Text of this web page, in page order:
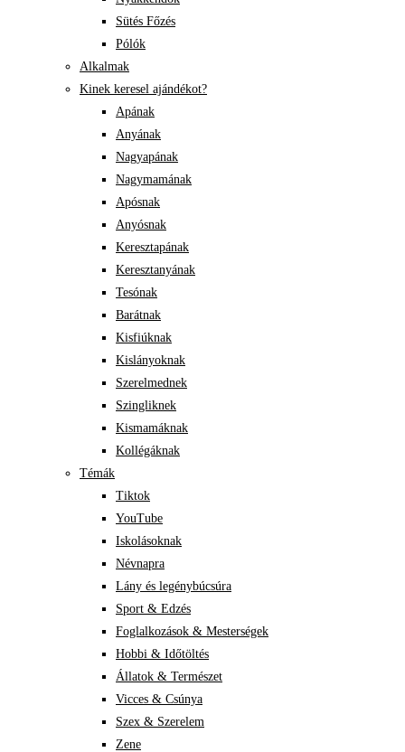
Sütés Főzés
Pólók
Alkalmak
Kinek keresel ajándékot?
Apának
Anyának
Nagyapának
Nagymamának
Apósnak
Anyósnak
Keresztapának
Keresztanyának
Tesónak
Barátnak
Kisfiúknak
Kislányoknak
Szerelmednek
Szingliknek
Kismamáknak
Kollégáknak
Témák
Tiktok
YouTube
Iskolásoknak
Névnapra
Lány és legénybúcsúra
Sport & Edzés
Foglalkozások & Mesterségek
Hobbi & Időtöltés
Állatok & Természet
Vicces & Csúnya
Szex & Szerelem
Zene